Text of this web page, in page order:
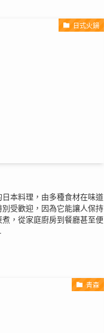
日式火鍋
本料理，由多種食材在味道
受歡迎，因為它能讓人保持
，從家庭廚房到餐廳甚至便
青森